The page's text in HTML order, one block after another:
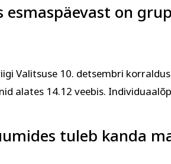
esmaspäevast on
Valitsuse 10. detsembri
alates 14.12 veebis.
tuleb kanda